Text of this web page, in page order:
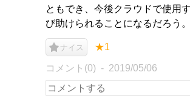
ともでき、今後クラウドで使用
び助けられることになるだろう。
ナイス ★1
コメント(0) 2019/05/06